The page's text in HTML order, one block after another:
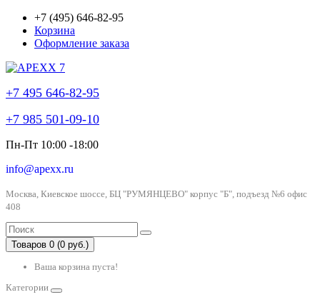
+7 (495) 646-82-95
Корзина
Оформление заказа
+7 495 646-82-95
+7 985 501-09-10
Пн-Пт 10:00 -18:00
info@apexx.ru
Москва, Киевское шоссе, БЦ "РУМЯНЦЕВО" корпус "Б", подъезд №6 офис
408
Товаров 0 (0 руб.)
Ваша корзина пуста!
Категории